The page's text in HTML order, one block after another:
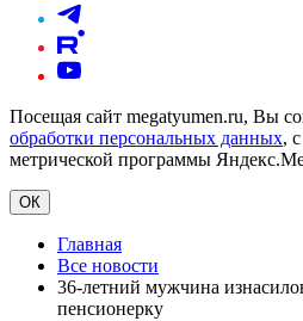
Посещая сайт megatyumen.ru, Вы
обработки персональных данных,
метрической программы
ОК
Главная
Все новости
36-летний мужчина
пенсионерку